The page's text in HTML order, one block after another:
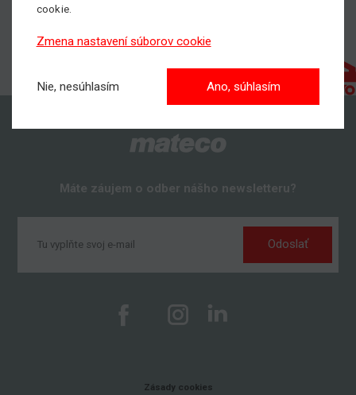
Máte záujem o odber nášho newsletteru?
Odoslať
Zásady cookies
cookie.
Zmena nastavení súborov cookie
Nie, nesúhlasím Ano, súhlasím